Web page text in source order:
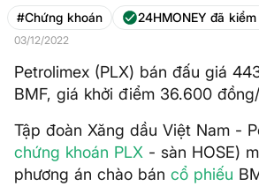
#Chứng khoán 24HMONEY đã
03/12/2022
Petrolimex (PLX) bán đấu giá
BMF, giá khởi điểm 36.600
Tập đoàn Xăng dầu Việt Nam -
chứng khoán PLX - sàn HOSE)
phương án chào bán cổ phiếu